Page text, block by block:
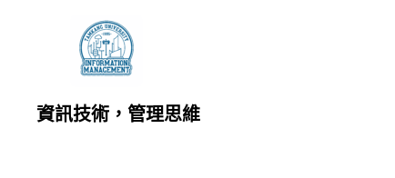
資訊技術，管理思維